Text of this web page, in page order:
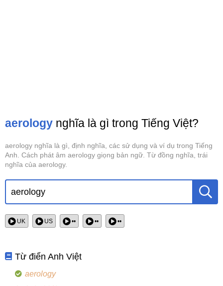
aerology nghĩa là gì trong Tiếng Việt?
aerology nghĩa là gì, định nghĩa, các sử dụng và ví dụ trong Tiếng
Anh. Cách phát âm aerology giọng bản ngữ. Từ đồng nghĩa, trái
nghĩa của aerology.
UK US •• •• ••
Từ điển Anh Việt
aerology